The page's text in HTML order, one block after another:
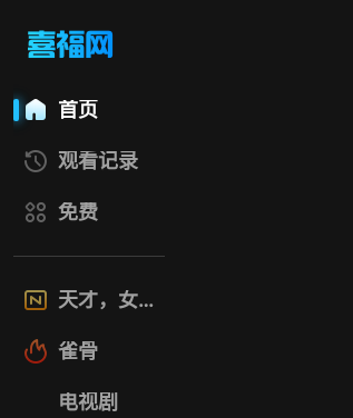
首页
观看记录
免费
天才，女友
雀骨
电视剧